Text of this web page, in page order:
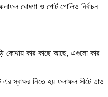
ঘোষণা ও পোর্ট পোলিও নির্বাচন
কোথায় কার কাছে আছে, এগুলো কার
এর স্বাক্ষর নিতে হয় ফলাফল সীটে তাও